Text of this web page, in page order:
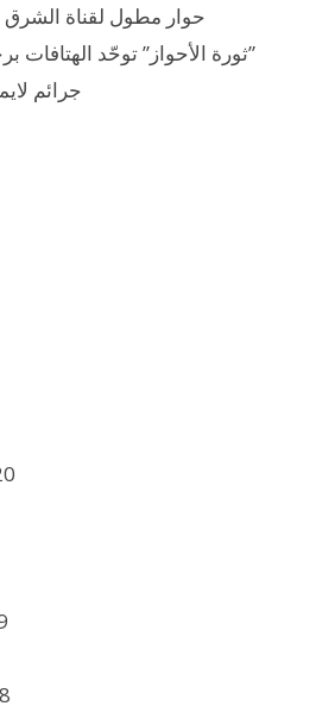
حوار مطول لقناة
ثورة الأحواز” توحّد الهتافات برحيل نظام الملالي”
جرائم